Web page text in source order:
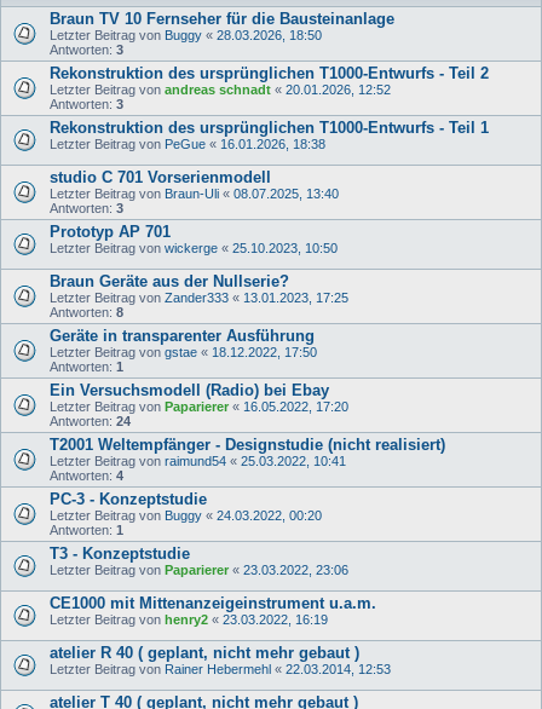
Braun TV 10 Fernseher für die Bausteinanlage
Letzter Beitrag von Buggy « 28.03.2026, 18:50
Antworten: 3
Rekonstruktion des ursprünglichen T1000-Entwurfs - Teil 2
Letzter Beitrag von andreas schnadt « 20.01.2026, 12:52
Antworten: 3
Rekonstruktion des ursprünglichen T1000-Entwurfs - Teil 1
Letzter Beitrag von PeGue « 16.01.2026, 18:38
studio C 701 Vorserienmodell
Letzter Beitrag von Braun-Uli « 08.07.2025, 13:40
Antworten: 3
Prototyp AP 701
Letzter Beitrag von wickerge « 25.10.2023, 10:50
Braun Geräte aus der Nullserie?
Letzter Beitrag von Zander333 « 13.01.2023, 17:25
Antworten: 8
Geräte in transparenter Ausführung
Letzter Beitrag von gstae « 18.12.2022, 17:50
Antworten: 1
Ein Versuchsmodell (Radio) bei Ebay
Letzter Beitrag von Paparierer « 16.05.2022, 17:20
Antworten: 24
T2001 Weltempfänger - Designstudie (nicht realisiert)
Letzter Beitrag von raimund54 « 25.03.2022, 10:41
Antworten: 4
PC-3 - Konzeptstudie
Letzter Beitrag von Buggy « 24.03.2022, 00:20
Antworten: 1
T3 - Konzeptstudie
Letzter Beitrag von Paparierer « 23.03.2022, 23:06
CE1000 mit Mittenanzeigeinstrument u.a.m.
Letzter Beitrag von henry2 « 23.03.2022, 16:19
atelier R 40 ( geplant, nicht mehr gebaut )
Letzter Beitrag von Rainer Hebermehl « 22.03.2014, 12:53
atelier T 40 ( geplant, nicht mehr gebaut )